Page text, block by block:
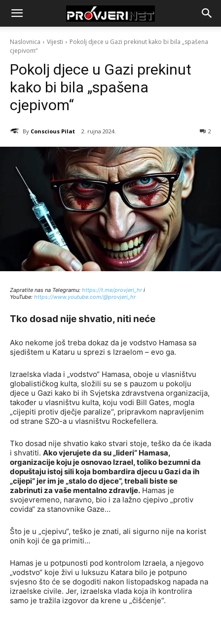
Naslovnica Vijesti
Pokolj djece u Gazi prekinut kako bi bila „spašena
cjepivom“
Pokolj djece u Gazi prekinut
kako bi bila „spašena
cjepivom“
By Conscious Pilat 2. rujna 2024. 2
Zapratite nas na Telegramu: https://t.me/provjeri_hri
YouTube: https://www.youtube.com/@provjeri_hr
Tko dosad nije shvatio, niti neće
Ako nekome još treba dokaz da je vodstvo Hamasa sa
sjedištem u Kataru u sprezi s Izraelom – evo ga.
Izraelska vlada i „vodstvo“ Hamasa, oboje u vlasništvu
globalističkog kulta, složili su se s pauzom u pokolju
djece u Gazi kako bi ih Svjetska zdravstvena organizacija,
također u vlasništvu kulta, koju vodi Bill Gates, mogla
„cijepiti protiv dječje paralize“, pripravkom napravljenim
od strane SZO-a u vlasništvu Rockefellera.
Tko dosad nije shvatio kako stvari stoje, teško da će ikada
i shvatiti. Ako vjerujete da su „lideri“ Hamasa,
organizacije koju je osnovao Izrael, toliko bezumni da
dopuštaju istoj sili koja bombardira djecu u Gazi da ih
„cijepi“ jer im je „stalo do djece“, trebali biste se
zabrinuti za vaše mentalno zdravlje. Hamas je
svojevremeno, naravno, bio i za lažno cjepivo „protiv
covida“ za stanovnike Gaze…
Što je u „cjepivu“, teško je znati, ali sigurno nije na korist
onih koji će ga primiti…
Hamas je u potpunosti pod kontrolom Izraela, a njegovo
„vodstvo“ koje živi u luksuzu Katara bilo je potpuno
svjesno što će se dogoditi nakon listopadskog napada na
izraelske civile. Jer, izraelska vlada koja ih kontrolira
samo je tražila izgovor da krene u „čišćenje“.